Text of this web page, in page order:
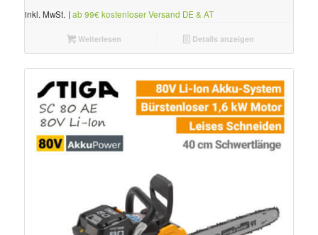
inkl. MwSt. | ab 99€ kostenloser Versand DE & AT
Weiterlesen Details anzeigen